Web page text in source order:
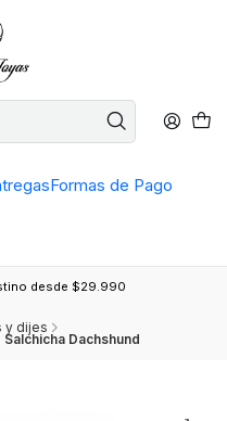
Formas de Pago
desde $29.990
y dijes
Dachshund